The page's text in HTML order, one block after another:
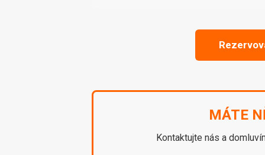
MÁTE
Kontaktujte nás a